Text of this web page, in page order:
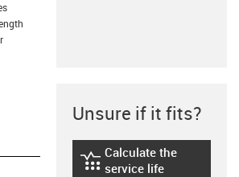
Unsure if it fits?
igus-icon-lebensdauerrechner
Calculate the
service life